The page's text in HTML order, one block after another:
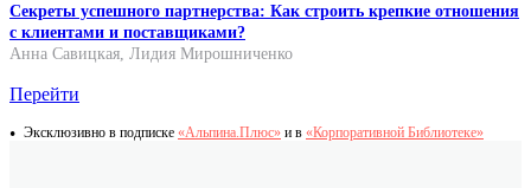
Секреты успешного партнерства: Как строить крепкие отношения
с клиентами и поставщиками?
Анна Савицкая, Лидия Мирошниченко
Перейти
Эксклюзивно в подписке «Альпина.Плюс» и в «Корпоративной Библиотеке»